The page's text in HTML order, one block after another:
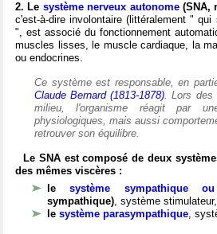
2. Le système nerveux autonome(SNA,
c'est-à-dire involontaire (littéralement "
", est associé du fonctionnement
muscles lisses, le muscle cardiaque, la
ou endocrines.
Ce système est responsable, en
Claude Bernard (1813-1878). Lors des
milieu, l'organisme réagit par
physiologiques, mais aussi
retrouver son équilibre.
Le SNA est composé de deux
des mêmes viscères :
lesystème sympathique ou
sympathique), système stimulateur,
le système parasympathique,